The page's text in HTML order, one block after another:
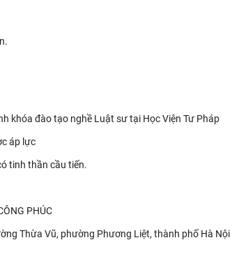
khóa đào tạo nghề Luật sư tại Học Viện Tư Pháp
áp lực
tinh thần cầu tiến.
PHÚC
Thừa Vũ, phường Phương Liệt, thành phố Hà Nội